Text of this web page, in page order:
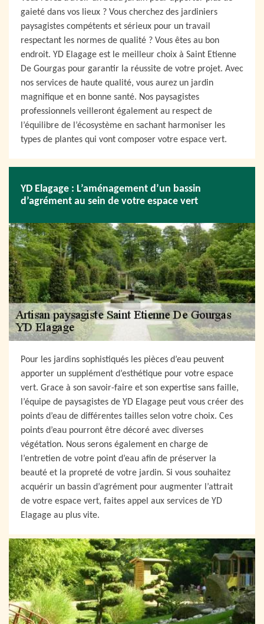
gaieté dans vos lieux ? Vous cherchez des jardiniers
paysagistes compétents et sérieux pour un travail
respectant les normes de qualité ? Vous êtes au bon
endroit. YD Elagage est le meilleur choix à Saint Etienne
De Gourgas pour garantir la réussite de votre projet. Avec
nos services de haute qualité, vous aurez un jardin
magnifique et en bonne santé. Nos paysagistes
professionnels veilleront également au respect de
l’équilibre de l’écosystème en sachant harmoniser les
types de plantes qui vont composer votre espace vert.
YD Elagage : L’aménagement d’un bassin
d’agrément au sein de votre espace vert
Pour les jardins sophistiqués les pièces d’eau peuvent
apporter un supplément d’esthétique pour votre espace
vert. Grace à son savoir-faire et son expertise sans faille,
l’équipe de paysagistes de YD Elagage peut vous créer des
points d’eau de différentes tailles selon votre choix. Ces
points d’eau pourront être décoré avec diverses
végétation. Nous serons également en charge de
l’entretien de votre point d’eau afin de préserver la
beauté et la propreté de votre jardin. Si vous souhaitez
acquérir un bassin d’agrément pour augmenter l’attrait
de votre espace vert, faites appel aux services de YD
Elagage au plus vite.